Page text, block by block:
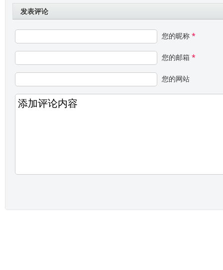
发表评论
您的昵称 *
您的邮箱 *
您的网站